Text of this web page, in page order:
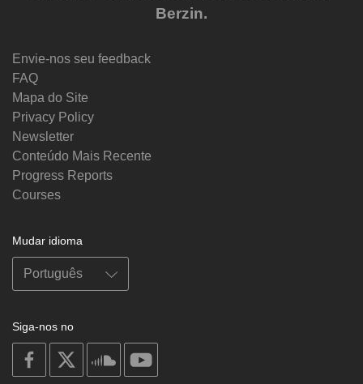
Berzin.
Envie-nos seu feedback
FAQ
Mapa do Site
Privacy Policy
Newsletter
Conteúdo Mais Recente
Progress Reports
Courses
Mudar idioma
Siga-nos no
on
facebook
soundcloud